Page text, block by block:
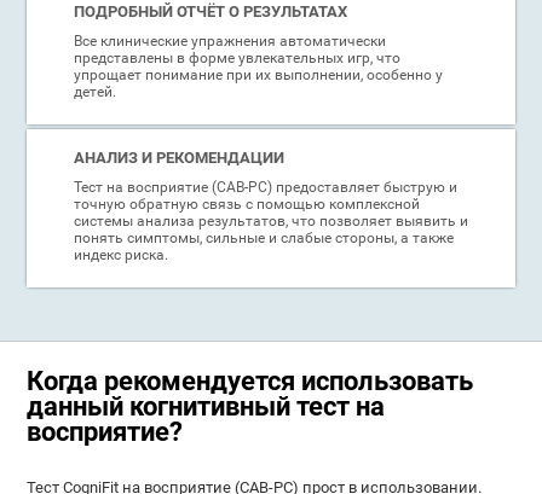
ПОДРОБНЫЙ ОТЧЁТ О РЕЗУЛЬТАТАХ
Все клинические упражнения автоматически
представлены в форме увлекательных игр, что
упрощает понимание при их выполнении, особенно у
детей.
АНАЛИЗ И РЕКОМЕНДАЦИИ
Тест на восприятие (CAB-PC) предоставляет быструю и
точную обратную связь с помощью комплексной
системы анализа результатов, что позволяет выявить и
понять симптомы, сильные и слабые стороны, а также
индекс риска.
Когда рекомендуется использовать
данный когнитивный тест на
восприятие?
Тест СogniFit на восприятие (CAB-PC) прост в использовании.